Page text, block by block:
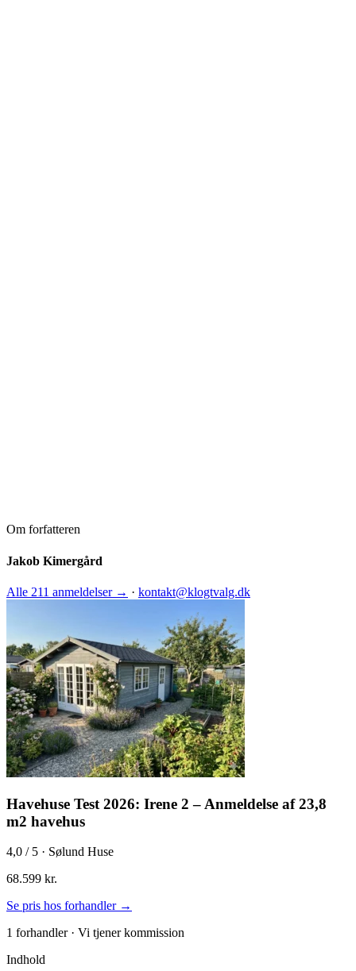
Om forfatteren
Jakob Kimergård
Alle 211 anmeldelser → · kontakt@klogtvalg.dk
Havehuse Test 2026: Irene 2 – Anmeldelse af 23,8
m2 havehus
4,0 / 5 · Sølund Huse
68.599 kr.
Se pris hos forhandler →
1 forhandler · Vi tjener kommission
Indhold